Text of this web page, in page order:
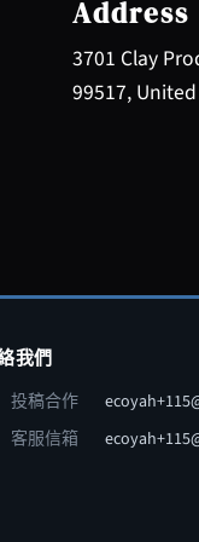
Address
3701 Clay
99517,
我們
投稿合作
客服信箱